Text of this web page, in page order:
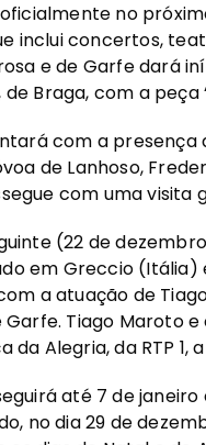
no
inclui concertos,
e de Garfe dará
Braga, com a peça
com a presença
de Lanhoso,
com uma visita
(22 de
em Greccio (Itália)
a atuação de
Tiago Maroto
da Alegria, da RTP 1,
até 7 de
no dia 29 de